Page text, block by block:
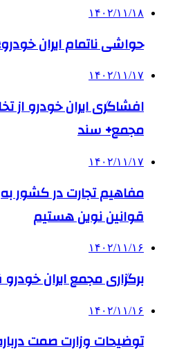
۱۴۰۲/۱۱/۱۸
حواشی ناتمام ایران
۱۴۰۲/۱۱/۱۷
افشاگری ایران خودرو از
مجمع+ سند
۱۴۰۲/۱۱/۱۷
مفاهیم تجارت در کشور
قوانین نوین هستیم
۱۴۰۲/۱۱/۱۶
برگزاری مجمع ایران
۱۴۰۲/۱۱/۱۶
توضیحات وزارت صمت